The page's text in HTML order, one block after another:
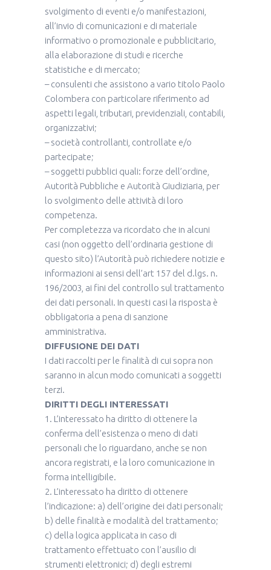
svolgimento di eventi e/o manifestazioni,
all’invio di comunicazioni e di materiale
informativo o promozionale e pubblicitario,
alla elaborazione di studi e ricerche
statistiche e di mercato;
– consulenti che assistono a vario titolo Paolo
Colombera con particolare riferimento ad
aspetti legali, tributari, previdenziali, contabili,
organizzativi;
– società controllanti, controllate e/o
partecipate;
– soggetti pubblici quali: forze dell’ordine,
Autorità Pubbliche e Autorità Giudiziaria, per
lo svolgimento delle attività di loro
competenza.
Per completezza va ricordato che in alcuni
casi (non oggetto dell’ordinaria gestione di
questo sito) l’Autorità può richiedere notizie e
informazioni ai sensi dell’art 157 del d.lgs. n.
196/2003, ai fini del controllo sul trattamento
dei dati personali. In questi casi la risposta è
obbligatoria a pena di sanzione
amministrativa.
DIFFUSIONE DEI DATI
I dati raccolti per le finalità di cui sopra non
saranno in alcun modo comunicati a soggetti
terzi.
DIRITTI DEGLI INTERESSATI
1. L’interessato ha diritto di ottenere la
conferma dell’esistenza o meno di dati
personali che lo riguardano, anche se non
ancora registrati, e la loro comunicazione in
forma intelligibile.
2. L’interessato ha diritto di ottenere
l’indicazione: a) dell’origine dei dati personali;
b) delle finalità e modalità del trattamento;
c) della logica applicata in caso di
trattamento effettuato con l’ausilio di
strumenti elettronici; d) degli estremi